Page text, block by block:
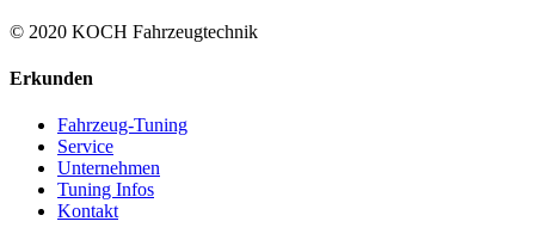
© 2020 KOCH Fahrzeugtechnik
Erkunden
Fahrzeug-Tuning
Service
Unternehmen
Tuning Infos
Kontakt